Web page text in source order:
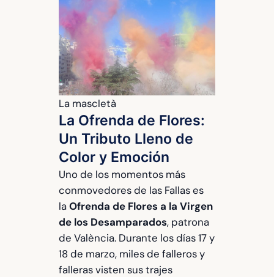
La mascletà
La Ofrenda de Flores:
Un Tributo Lleno de
Color y Emoción
Uno de los momentos más
conmovedores de las Fallas es
laOfrenda de Flores a la Virgen
de los Desamparados, patrona
de València. Durante los días 17 y
18 de marzo, miles de falleros y
falleras visten sus trajes